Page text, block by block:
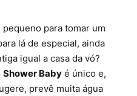
para tomar um
lá de especial, ainda
igual a casa da vó?
Shower Baby é único e,
prevê muita água